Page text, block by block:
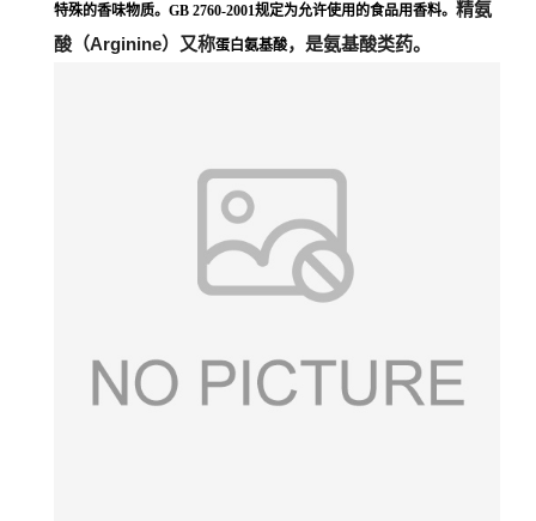
特殊的香味物质。GB 2760-2001规定为允许使用的食品用香料。 精氨
酸（Arginine）又称蛋白氨基酸，是氨基酸类药。